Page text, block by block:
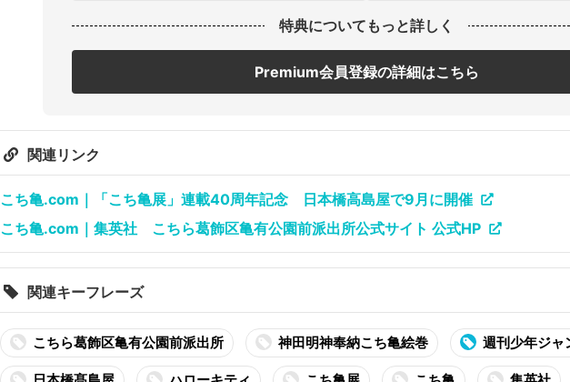
特典についてもっと詳しく
Premium会員登録の詳細はこちら
関連リンク
こち亀.com｜「こち亀展」連載40周年記念 日本橋高島屋で9月に開催
こち亀.com｜集英社 こちら葛飾区亀有公園前派出所公式サイト 公式HP
関連キーフレーズ
こちら葛飾区亀有公園前派出所 神田明神奉納こち亀絵巻 週刊少年ジャ